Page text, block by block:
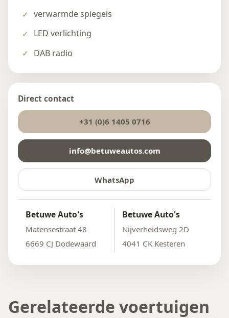
verwarmde spiegels
LED verlichting
DAB radio
Direct contact
+31 (0)6 1405 0716
info@betuweautos.com
WhatsApp
Betuwe Auto's
Matensestraat 48
6669 CJ Dodewaard
Betuwe Auto's
Nijverheidsweg 2D
4041 CK Kesteren
Gerelateerde voertuigen